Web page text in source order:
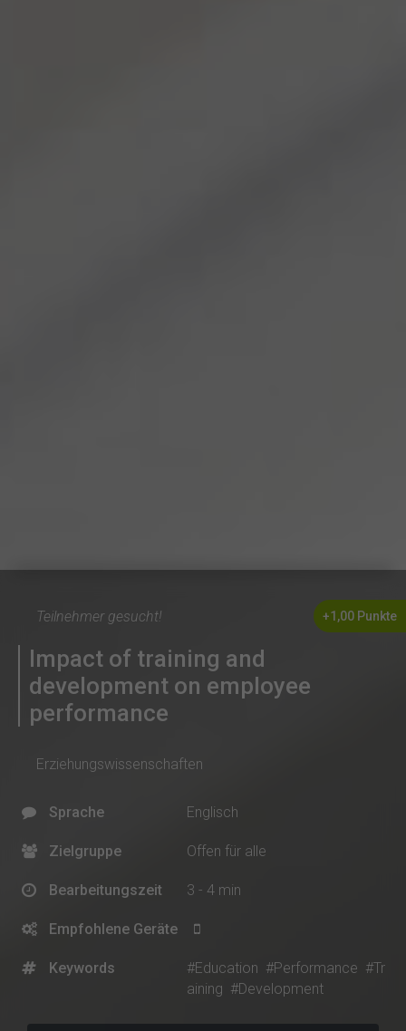
Teilnehmer gesucht!
Impact of training and
development on employee
performance
+1,00 Punkte
Erziehungswissenschaften
Sprache Englisch
Zielgruppe Offen für alle
Bearbeitungszeit 3 - 4 min
Empfohlene Geräte
Keywords #Education #Performance #Tr
aining #Development